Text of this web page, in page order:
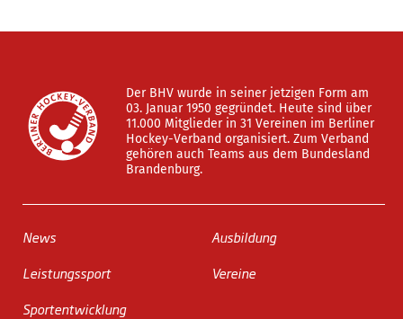
Der BHV wurde in seiner jetzigen Form am
03. Januar 1950 gegründet. Heute sind über
11.000 Mitglieder in 31 Vereinen im Berliner
Hockey-Verband organisiert. Zum Verband
gehören auch Teams aus dem Bundesland
Brandenburg.
News
Leistungssport
Sportentwicklung
Ausbildung
Vereine